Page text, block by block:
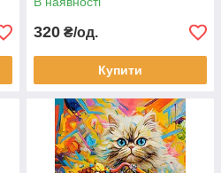
320 ₴/од.
Купити